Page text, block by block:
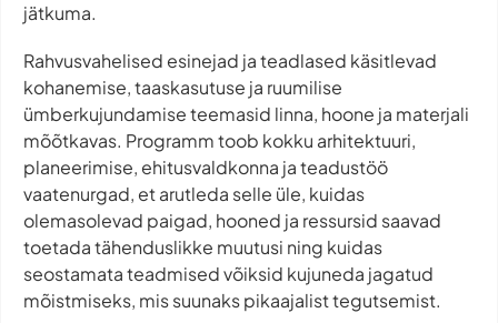
jätkuma.
Rahvusvahelised esinejad ja teadlased käsitlevad
kohanemise, taaskasutuse ja ruumilise
ümberkujundamise teemasid linna, hoone ja materjali
mõõtkavas. Programm toob kokku arhitektuuri,
planeerimise, ehitusvaldkonna ja teadustöö
vaatenurgad, et arutleda selle üle, kuidas
olemasolevad paigad, hooned ja ressursid saavad
toetada tähenduslikke muutusi ning kuidas
seostamata teadmised võiksid kujuneda jagatud
mõistmiseks, mis suunaks pikaajalist tegutsemist.